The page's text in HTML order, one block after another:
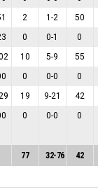
2 1-2 50
0 0-1 0
10 5-9 55
0 0-0 0
19 9-21 42
0 0-0 0
77 32-76 42